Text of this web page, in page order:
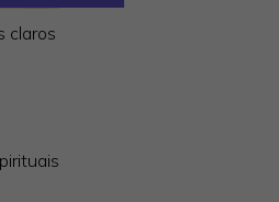
claros